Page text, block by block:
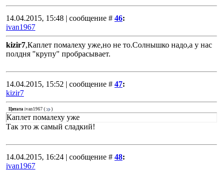
14.04.2015, 15:48 | сообщение # 46:
ivan1967
kizir7,Каплет помалеху уже,но не то.Солнышко надо,а у нас
полдня "крупу" пробрасывает.
14.04.2015, 15:52 | сообщение # 47:
kizir7
Цитата ivan1967 ( )
Каплет помалеху уже
Так это ж самый сладкий!
14.04.2015, 16:24 | сообщение # 48:
ivan1967